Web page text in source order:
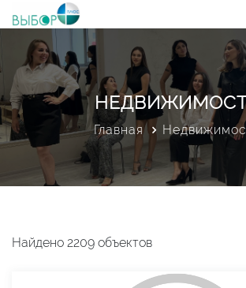
Главная
Найдено 2209 объектов